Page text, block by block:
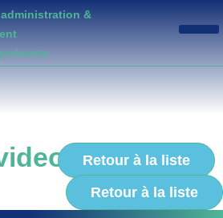
&
Retour à la liste
Retour à la liste